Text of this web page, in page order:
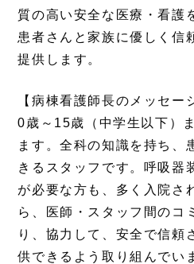
質の高い安全な医療・看護
患者さんと家族に優しく信
提供します。
【病棟看護師長のメッセー
0歳～15歳（中学生以下）
ます。全科の知識を持ち、
きるスタッフです。呼吸器
が必要な方も、多く入院さ
ら、医師・スタッフ間のコ
り、協力して、安全で信頼
供できるよう取り組んでい